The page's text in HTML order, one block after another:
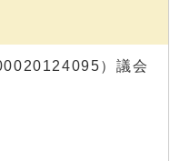
）議会